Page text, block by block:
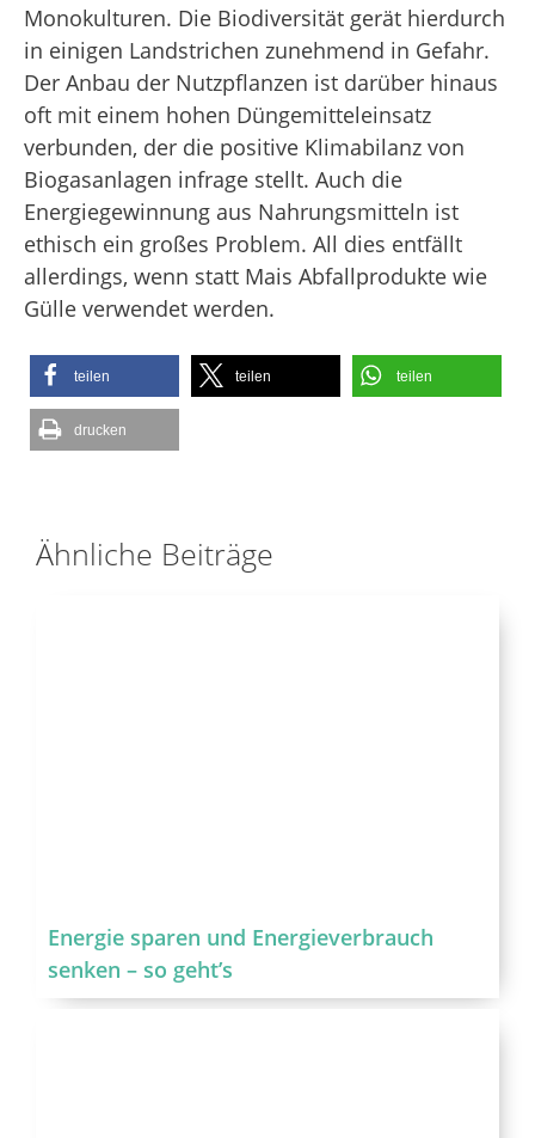
Monokulturen. Die Biodiversität gerät hierdurch
in einigen Landstrichen zunehmend in Gefahr.
Der Anbau der Nutzpflanzen ist darüber hinaus
oft mit einem hohen Düngemitteleinsatz
verbunden, der die positive Klimabilanz von
Biogasanlagen infrage stellt. Auch die
Energiegewinnung aus Nahrungsmitteln ist
ethisch ein großes Problem. All dies entfällt
allerdings, wenn statt Mais Abfallprodukte wie
Gülle verwendet werden.
teilen teilen teilen
drucken
Ähnliche Beiträge
Energie sparen und Energieverbrauch
senken – so geht’s